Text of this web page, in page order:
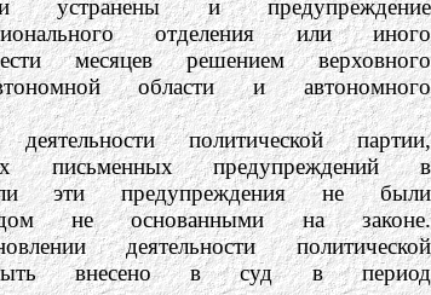
устранены и предупреждение
отделения или иного
месяцев решением верховного
области и автономного
политической партии,
письменных предупреждений в
эти предупреждения не были
не основанными на законе.
деятельности политической
быть внесено в суд в период